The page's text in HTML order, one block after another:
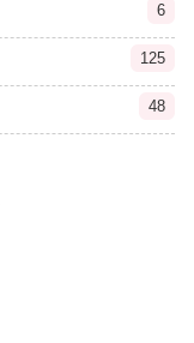
6
125
48